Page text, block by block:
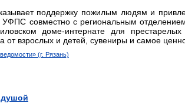
поддержку пожилым людям и
совместно с региональным
доме-интернате для
взрослых и детей, сувениры и самое
(г. Рязань)